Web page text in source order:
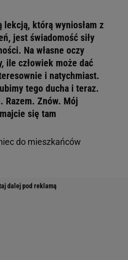
lekcją, którą wyniosłam z
jest świadomość siły
Na własne oczy
ile człowiek może dać
i natychmiast.
tego ducha i teraz.
Razem. Znów. Mój
się tam
do mieszkańców